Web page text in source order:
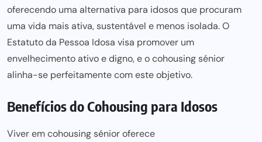
oferecendo uma alternativa para idosos que procuram
uma vida mais ativa, sustentável e menos isolada. O
Estatuto da Pessoa Idosa visa promover um
envelhecimento ativo e digno, e o cohousing sénior
alinha-se perfeitamente com este objetivo.
Benefícios do Cohousing para Idosos
Viver em cohousing sénior oferece